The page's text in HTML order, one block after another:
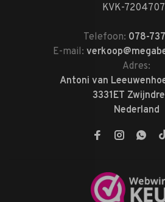
KVK-
Telefoon: 078-
E-mail:
Adres:
Antoni van
3331ET
Nederland